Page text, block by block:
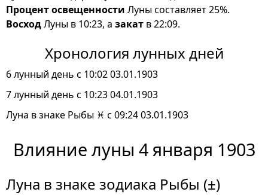
Процент освещенности Луны составляет 25%.
ВосходЛуны в 10:23, а закат в 22:09.
Хронология лунных дней
6 лунный день с 10:02 03.01.1903
7 лунный день с 10:23 04.01.1903
Луна в знаке Рыбы ♓ с 09:24 03.01.1903
Влияние луны 4 января 1903
Луна в знаке зодиака Рыбы (±)